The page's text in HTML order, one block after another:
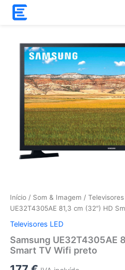
Skip
Início / Som & Imagem / Televisores
UE32T4305AE 81,3 cm (32″) HD
Televisores LED
Samsung UE32T4305AE
Smart TV Wifi preto
Samsung
UE32T4305AE
(32")
Smart
preto